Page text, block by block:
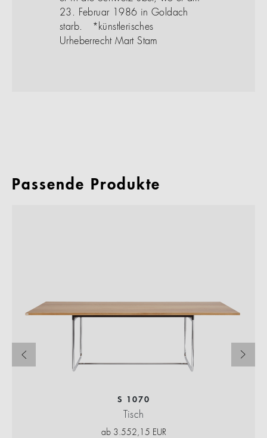
23. Februar 1986 in Goldach
starb. *künstlerisches
Urheberrecht Mart Stam
Passende Produkte
S 1070
Tisch
ab 3.552,15 EUR